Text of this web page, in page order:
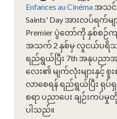
Enfances au Cinéma အသင်
Saints' Day အားလပ်ရက်မ
Premier ပွဲတော်ကို နှစ်စဉ်
အသက် 2 နှစ်မှ လူငယ်ပရိ
ရည်ရွယ်ပြီး 7th အနုပည
လေး၏ မျက်လုံးများနှင့် စူး
လာစေရန် ရည်ရွယ်ပြီး ရုပ်
စရာ ပညာပေး ချဉ်းက
ပါသည်။